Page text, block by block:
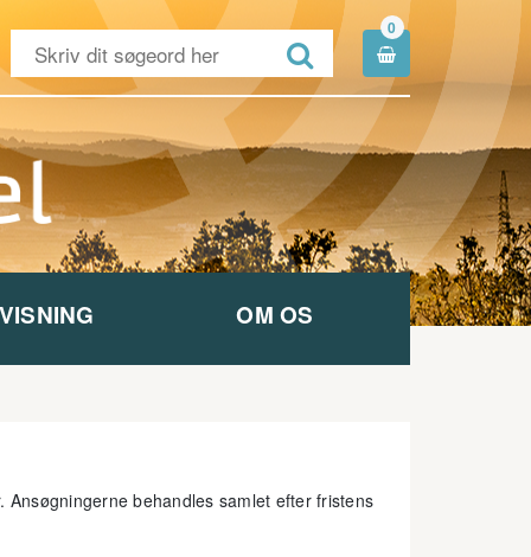

0

OM OS
behandles samlet efter fristens